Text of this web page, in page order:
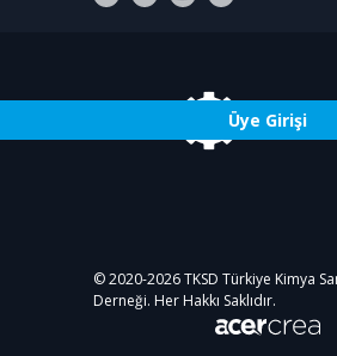
Üye Girişi
© 2020-2026TKSD Türkiye Kimya
Derneği. Her Hakkı Saklıdır.